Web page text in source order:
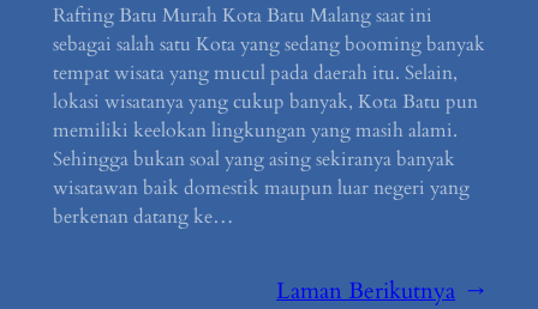
Rafting Batu Murah Kota Batu Malang saat ini
sebagai salah satu Kota yang sedang booming banyak
tempat wisata yang mucul pada daerah itu. Selain,
lokasi wisatanya yang cukup banyak, Kota Batu pun
memiliki keelokan lingkungan yang masih alami.
Sehingga bukan soal yang asing sekiranya banyak
wisatawan baik domestik maupun luar negeri yang
berkenan datang ke…
Laman Berikutnya →